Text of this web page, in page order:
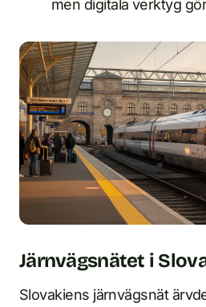
men digitala verktyg
Järnvägsnätet i
Slovakiens järnvägsnät